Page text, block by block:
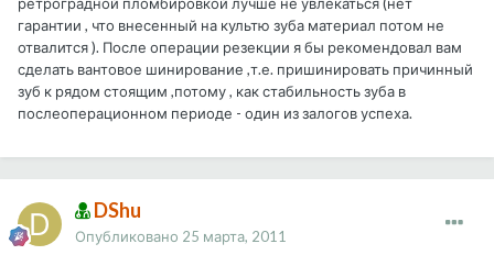
гарантии , что внесенный на культю зуба материал потом не
отвалится ). После операции резекции я бы рекомендовал вам
сделать вантовое шинирование ,т.е. пришинировать причинный
зуб к рядом стоящим ,потому , как стабильность зуба в
послеоперационном периоде - один из залогов успеха.
DShu
Опубликовано 25 марта, 2011